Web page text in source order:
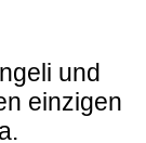
und
einzigen